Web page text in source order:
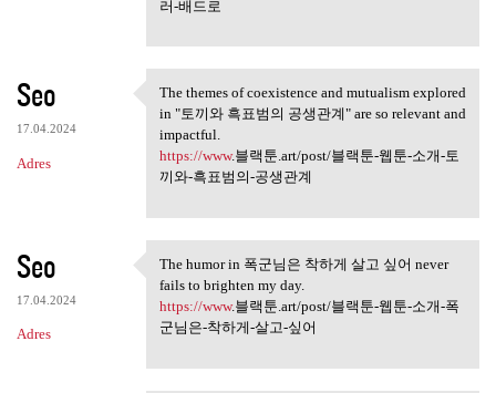
러-배드로
Seo
17.04.2024
Adres
The themes of coexistence and
The themes of coexistence and mutualism explored
in "토끼와 흑표범의 공생관계" are so relevant and
impactful.
https://www.블랙툰.art/post/블랙툰-웹툰-소개-토
끼와-흑표범의-공생관계
Seo
17.04.2024
Adres
The humor in 폭군님은 착하게 살고
싶어
The humor in 폭군님은 착하게 살고 싶어 never
fails to brighten my day.
https://www.블랙툰.art/post/블랙툰-웹툰-소개-폭
군님은-착하게-살고-싶어